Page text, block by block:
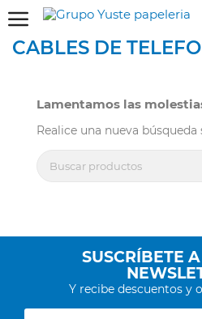
CABLES DE
Lamentamos las
Realice una nueva
SUSCRÍBETE
Y recibe descuentos y